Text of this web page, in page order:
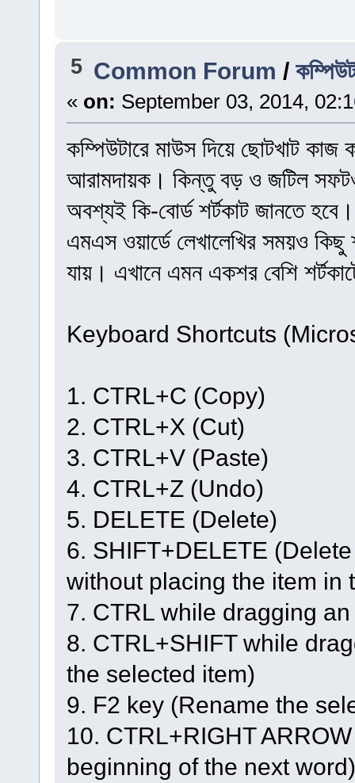
5 Common Forum /
« on: September 03, 2014,
কম্পিউটারে মাউস দিয়ে ছোটখাট কাজ
আরামদায়ক। কিন্তু বড় ও জটিল
অবশ্যই কি-বোর্ড শর্টকাট জানতে
এমএস ওয়ার্ডে লেখালেখির সময়ও কিছু
যায়। এখানে এমন একশর বেশি
Keyboard Shortcuts
1. CTRL+C (Copy)
2. CTRL+X (Cut)
3. CTRL+V (Paste)
4. CTRL+Z (Undo)
5. DELETE (Delete)
6. SHIFT+DELETE
without placing the item in
7. CTRL while dragging
8. CTRL+SHIFT while
the selected item)
9. F2 key (Rename the
10. CTRL+RIGHT
beginning of the next word)